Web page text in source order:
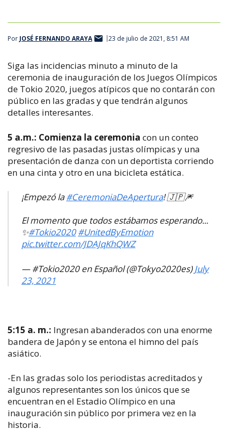
Por JOSÉ FERNANDO ARAYA 23 de julio de 2021, 8:51 AM
Siga las incidencias minuto a minuto de la
ceremonia de inauguración de los Juegos Olímpicos
de Tokio 2020, juegos atípicos que no contarán con
público en las gradas y que tendrán algunos
detalles interesantes.
5 a.m.: Comienza la ceremonia con un conteo
regresivo de las pasadas justas olímpicas y una
presentación de danza con un deportista corriendo
en una cinta y otro en una bicicleta estática.
¡Empezó la#CeremoniaDeApertura! 🇯🇵🎆
El momento que todos estábamos esperando...
✨#Tokio2020 #UnitedByEmotion
pic.twitter.com/JDAJqKhQWZ
— #Tokio2020 en Español (@Tokyo2020es) July
23, 2021
5:15 a. m.: Ingresan abanderados con una enorme
bandera de Japón y se entona el himno del país
asiático.
-En las gradas solo los periodistas acreditados y
algunos representantes son los únicos que se
encuentran en el Estadio Olímpico en una
inauguración sin público por primera vez en la
historia.